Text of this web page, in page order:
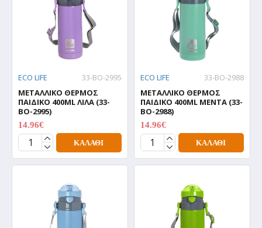
ECO LIFE
33-BO-2995
ΜΕΤΑΛΛΙΚΟ ΘΕΡΜΟΣ
ΠΑΙΔΙΚΟ 400ML ΛΙΛΑ (33-
BO-2995)
14.96€
ΚΑΛΆΘΙ
ECO LIFE
33-BO-2988
ΜΕΤΑΛΛΙΚΟ ΘΕΡΜΟΣ
ΠΑΙΔΙΚΟ 400ML ΜΕΝΤΑ (33-
BO-2988)
14.96€
ΚΑΛΆΘΙ